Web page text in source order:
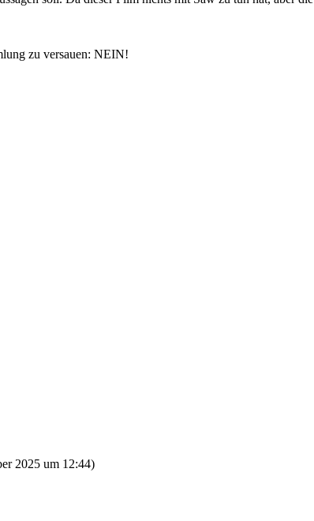
zu versauen: NEIN!
2025 um 12:44)